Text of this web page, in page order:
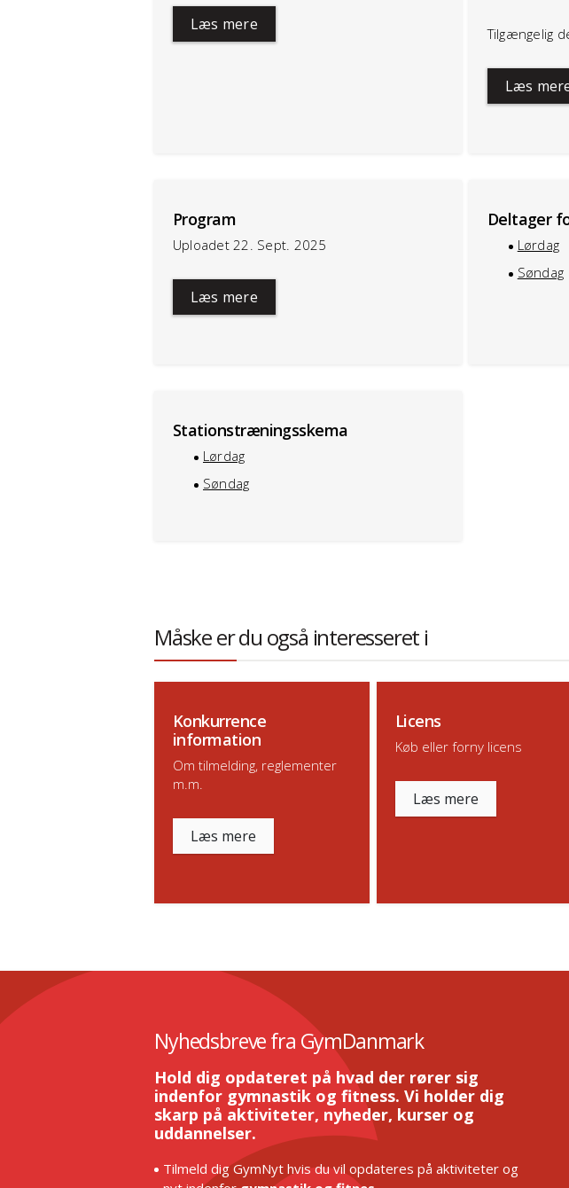
Læs mere Tilgængelig
Læs
Program
Uploadet 22. Sept. 2025
Læs mere
Deltager
Lørdag
Søndag
Stationstræningsskema
Lørdag
Søndag
Måske er du også interesseret i
Konkurrence
information
Om tilmelding, reglementer
m.m.
Læs mere
Licens
Køb eller forny licens
Læs mere
Nyhedsbreve fra GymDanmark
Hold dig opdateret på hvad der rører sig
indenfor gymnastik og fitness. Vi holder dig
skarp på aktiviteter, nyheder, kurser og
uddannelser.
Tilmeld dig GymNyt hvis du vil opdateres på aktiviteter og